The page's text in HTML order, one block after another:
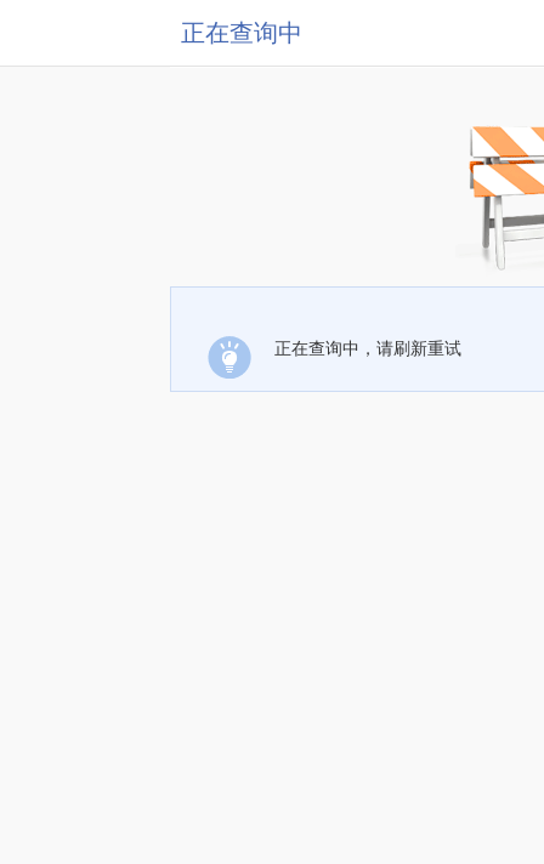
正在查询中
正在查询中，请刷新重试